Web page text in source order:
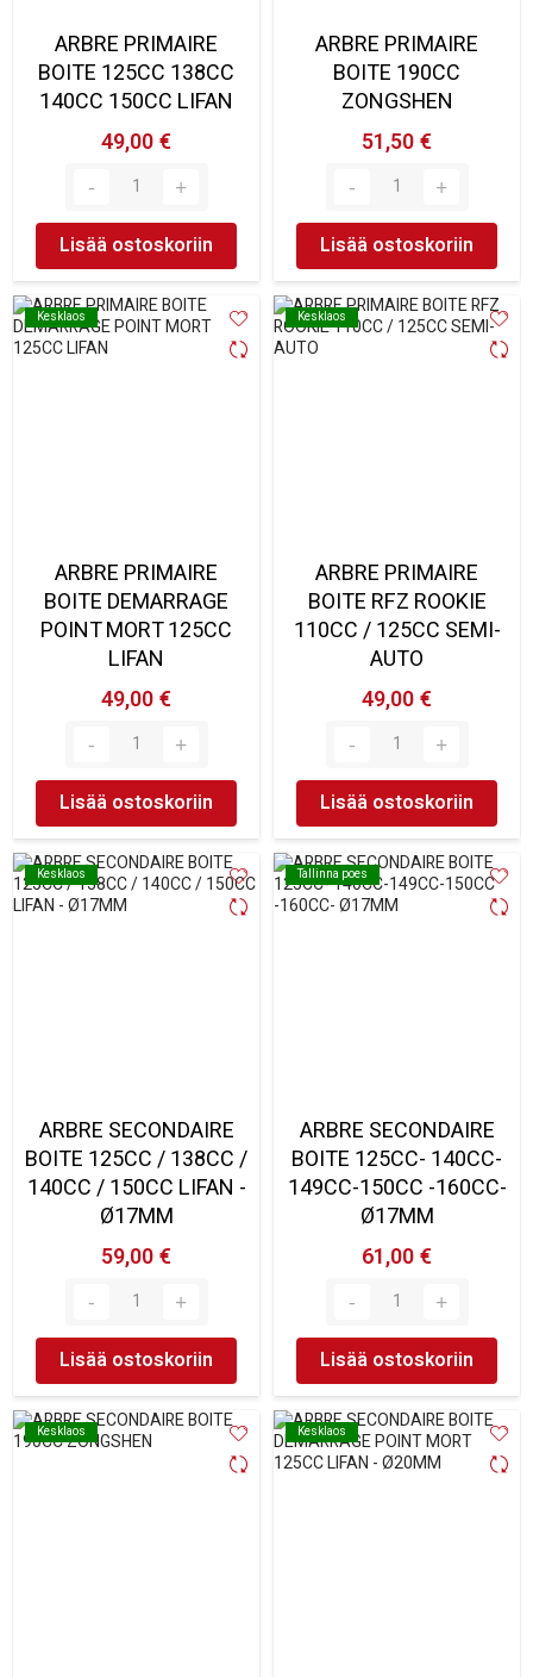
ARBRE PRIMAIRE
BOITE 125CC 138CC
140CC 150CC LIFAN
49,00 €
Lisää ostoskoriin
ARBRE PRIMAIRE
BOITE 190CC
ZONGSHEN
51,50 €
Lisää ostoskoriin
Kesklaos
Kesklaos
ARBRE PRIMAIRE
BOITE DEMARRAGE
POINT MORT 125CC
LIFAN
49,00 €
Lisää ostoskoriin
Kesklaos
Kesklaos
ARBRE PRIMAIRE
BOITE RFZ ROOKIE
110CC / 125CC SEMI-
AUTO
49,00 €
Lisää ostoskoriin
Kesklaos
Kesklaos
ARBRE SECONDAIRE
BOITE 125CC / 138CC /
140CC / 150CC LIFAN -
Ø17MM
59,00 €
Lisää ostoskoriin
Tallinna poes
Tallinna poes
ARBRE SECONDAIRE
BOITE 125CC- 140CC-
149CC-150CC -160CC-
Ø17MM
61,00 €
Lisää ostoskoriin
Kesklaos
Kesklaos Kesklaos
Kesklaos